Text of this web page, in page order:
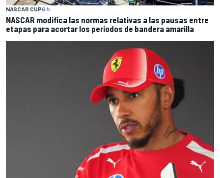
NASCAR CUP6 h
NASCAR modifica las normas relativas a las pausas entre
etapas para acortar los periodos de bandera amarilla